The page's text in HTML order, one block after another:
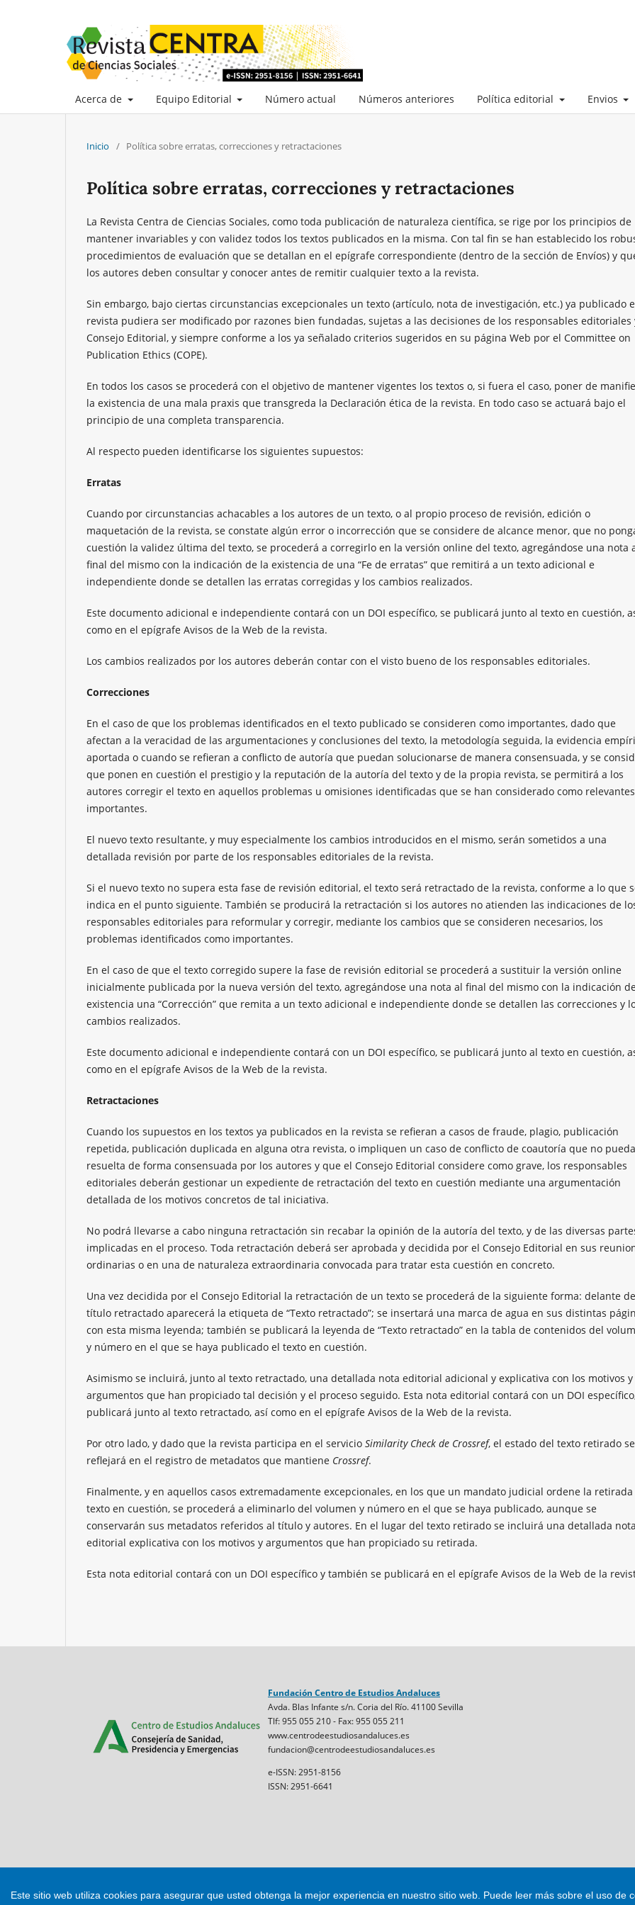
Acerca de Equipo Editorial Número actual Números anteriores Política editorial Envios
Inicio / Política sobre erratas, correcciones y retractaciones
Política sobre erratas, correcciones y retractaciones
La Revista Centra de Ciencias Sociales, como toda publicación de naturaleza científica, se rige por los principios de
mantener invariables y con validez todos los textos publicados en la misma. Con tal fin se han establecido los
procedimientos de evaluación que se detallan en el epígrafe correspondiente (dentro de la sección de Envíos) y
los autores deben consultar y conocer antes de remitir cualquier texto a la revista.
Sin embargo, bajo ciertas circunstancias excepcionales un texto (artículo, nota de investigación, etc.) ya publicado
revista pudiera ser modificado por razones bien fundadas, sujetas a las decisiones de los responsables editoriales
Consejo Editorial, y siempre conforme a los ya señalado criterios sugeridos en su página Web por el Committee on
Publication Ethics (COPE).
En todos los casos se procederá con el objetivo de mantener vigentes los textos o, si fuera el caso, poner de
la existencia de una mala praxis que transgreda la Declaración ética de la revista. En todo caso se actuará bajo el
principio de una completa transparencia.
Al respecto pueden identificarse los siguientes supuestos:
Erratas
Cuando por circunstancias achacables a los autores de un texto, o al propio proceso de revisión, edición o
maquetación de la revista, se constate algún error o incorrección que se considere de alcance menor, que no
cuestión la validez última del texto, se procederá a corregirlo en la versión online del texto, agregándose una nota
final del mismo con la indicación de la existencia de una “Fe de erratas” que remitirá a un texto adicional e
independiente donde se detallen las erratas corregidas y los cambios realizados.
Este documento adicional e independiente contará con un DOI específico, se publicará junto al texto en cuestión,
como en el epígrafe Avisos de la Web de la revista.
Los cambios realizados por los autores deberán contar con el visto bueno de los responsables editoriales.
Correcciones
En el caso de que los problemas identificados en el texto publicado se consideren como importantes, dado que
afectan a la veracidad de las argumentaciones y conclusiones del texto, la metodología seguida, la evidencia
aportada o cuando se refieran a conflicto de autoría que puedan solucionarse de manera consensuada, y se
que ponen en cuestión el prestigio y la reputación de la autoría del texto y de la propia revista, se permitirá a los
autores corregir el texto en aquellos problemas u omisiones identificadas que se han considerado como
importantes.
El nuevo texto resultante, y muy especialmente los cambios introducidos en el mismo, serán sometidos a una
detallada revisión por parte de los responsables editoriales de la revista.
Si el nuevo texto no supera esta fase de revisión editorial, el texto será retractado de la revista, conforme a lo que
indica en el punto siguiente. También se producirá la retractación si los autores no atienden las indicaciones de
responsables editoriales para reformular y corregir, mediante los cambios que se consideren necesarios, los
problemas identificados como importantes.
En el caso de que el texto corregido supere la fase de revisión editorial se procederá a sustituir la versión online
inicialmente publicada por la nueva versión del texto, agregándose una nota al final del mismo con la indicación
existencia una “Corrección” que remita a un texto adicional e independiente donde se detallen las correcciones y
cambios realizados.
Este documento adicional e independiente contará con un DOI específico, se publicará junto al texto en cuestión,
como en el epígrafe Avisos de la Web de la revista.
Retractaciones
Cuando los supuestos en los textos ya publicados en la revista se refieran a casos de fraude, plagio, publicación
repetida, publicación duplicada en alguna otra revista, o impliquen un caso de conflicto de coautoría que no
resuelta de forma consensuada por los autores y que el Consejo Editorial considere como grave, los responsables
editoriales deberán gestionar un expediente de retractación del texto en cuestión mediante una argumentación
detallada de los motivos concretos de tal iniciativa.
No podrá llevarse a cabo ninguna retractación sin recabar la opinión de la autoría del texto, y de las diversas
implicadas en el proceso. Toda retractación deberá ser aprobada y decidida por el Consejo Editorial en sus
ordinarias o en una de naturaleza extraordinaria convocada para tratar esta cuestión en concreto.
Una vez decidida por el Consejo Editorial la retractación de un texto se procederá de la siguiente forma: delante
título retractado aparecerá la etiqueta de “Texto retractado”; se insertará una marca de agua en sus distintas
con esta misma leyenda; también se publicará la leyenda de “Texto retractado” en la tabla de contenidos del
y número en el que se haya publicado el texto en cuestión.
Asimismo se incluirá, junto al texto retractado, una detallada nota editorial adicional y explicativa con los motivos y
argumentos que han propiciado tal decisión y el proceso seguido. Esta nota editorial contará con un DOI
publicará junto al texto retractado, así como en el epígrafe Avisos de la Web de la revista.
Por otro lado, y dado que la revista participa en el servicio Similarity Check de Crossref, el estado del texto retirado se
reflejará en el registro de metadatos que mantiene Crossref.
Finalmente, y en aquellos casos extremadamente excepcionales, en los que un mandato judicial ordene la
texto en cuestión, se procederá a eliminarlo del volumen y número en el que se haya publicado, aunque se
conservarán sus metadatos referidos al título y autores. En el lugar del texto retirado se incluirá una detallada nota
editorial explicativa con los motivos y argumentos que han propiciado su retirada.
Esta nota editorial contará con un DOI específico y también se publicará en el epígrafe Avisos de la Web de la
Fundación Centro de Estudios Andaluces
Avda. Blas Infante s/n. Coria del Río. 41100 Sevilla
Tlf: 955 055 210 - Fax: 955 055 211
www.centrodeestudiosandaluces.es
fundacion@centrodeestudiosandaluces.es
e-ISSN: 2951-8156
ISSN: 2951-6641
Este sitio web utiliza cookies para asegurar que usted obtenga la mejor experiencia en nuestro sitio web. Puede leer más sobre el uso de